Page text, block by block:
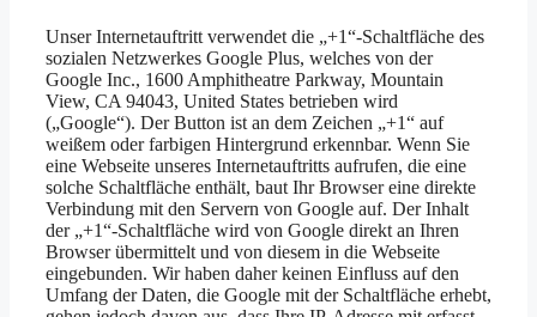
Unser Internetauftritt verwendet die „+1“-Schaltfläche des
sozialen Netzwerkes Google Plus, welches von der
Google Inc., 1600 Amphitheatre Parkway, Mountain
View, CA 94043, United States betrieben wird
(„Google“). Der Button ist an dem Zeichen „+1“ auf
weißem oder farbigen Hintergrund erkennbar. Wenn Sie
eine Webseite unseres Internetauftritts aufrufen, die eine
solche Schaltfläche enthält, baut Ihr Browser eine direkte
Verbindung mit den Servern von Google auf. Der Inhalt
der „+1“-Schaltfläche wird von Google direkt an Ihren
Browser übermittelt und von diesem in die Webseite
eingebunden. Wir haben daher keinen Einfluss auf den
Umfang der Daten, die Google mit der Schaltfläche erhebt,